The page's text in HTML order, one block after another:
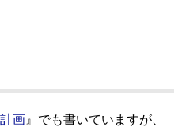
画 』でも書いていますが、